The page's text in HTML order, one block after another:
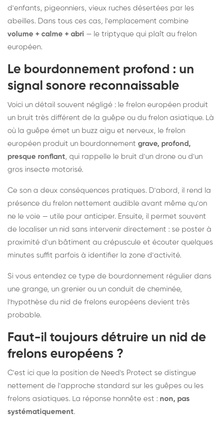
d'enfants, pigeonniers, vieux ruches désertées par les
abeilles. Dans tous ces cas, l'emplacement combine
volume + calme + abri — le triptyque qui plaît au frelon
européen.
Le bourdonnement profond : un
signal sonore reconnaissable
Voici un détail souvent négligé : le frelon européen produit
un bruit très différent de la guêpe ou du frelon asiatique. Là
où la guêpe émet un buzz aigu et nerveux, le frelon
européen produit un bourdonnement grave, profond,
presque ronflant, qui rappelle le bruit d'un drone ou d'un
gros insecte motorisé.
Ce son a deux conséquences pratiques. D'abord, il rend la
présence du frelon nettement audible avant même qu'on
ne le voie — utile pour anticiper. Ensuite, il permet souvent
de localiser un nid sans intervenir directement : se poster à
proximité d'un bâtiment au crépuscule et écouter quelques
minutes suffit parfois à identifier la zone d'activité.
Si vous entendez ce type de bourdonnement régulier dans
une grange, un grenier ou un conduit de cheminée,
l'hypothèse du nid de frelons européens devient très
probable.
Faut-il toujours détruire un nid de
frelons européens ?
C'est ici que la position de Need's Protect se distingue
nettement de l'approche standard sur les guêpes ou les
frelons asiatiques. La réponse honnête est : non, pas
systématiquement.